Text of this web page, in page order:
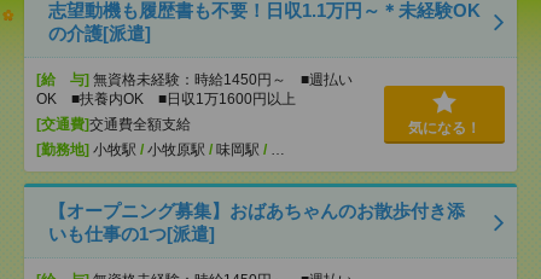
志望動機も履歴書も不要！日収1.1万円～＊未経験OK
の介護[派遣]
[給 与] 無資格未経験：時給1450円～ ■週払い
OK ■扶養内OK ■日収1万1600円以上
[交通費]交通費全額支給
[勤務地] 小牧駅 / 小牧原駅 / 味岡駅 / …
気になる！
【オープニング募集】おばあちゃんのお散歩付き添
いも仕事の1つ[派遣]